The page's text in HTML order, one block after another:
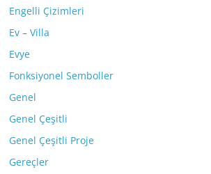
Engelli Çizimleri
Ev – Villa
Evye
Fonksiyonel Semboller
Genel
Genel Çeşitli
Genel Çeşitli Proje
Gereçler